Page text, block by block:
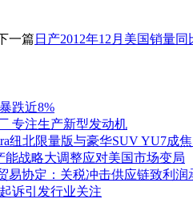
一篇 日产2012年12月美国销量同
跌近8%
专注生产新型发动机
纽北限量版与豪华SUV YU7成
战略大调整应对美国市场变局
易协定：关税冲击供应链致利
诉引发行业关注